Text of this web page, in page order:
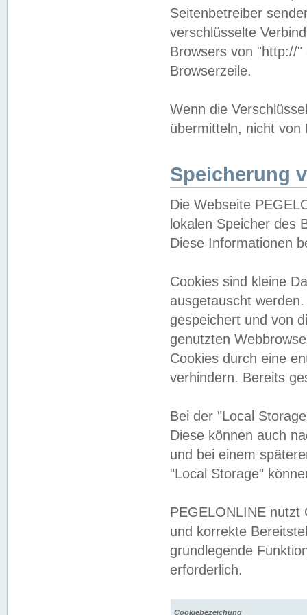
Seitenbetreiber
verschlüsselte
Browsers von "http://
Browserzeile.
Wenn die
übermitteln, nicht von
Speicherung
Die Webseite
lokalen Speicher des
Diese Informationen
Cookies sind kleine
ausgetauscht
gespeichert und von
genutzten
Cookies durch eine
verhindern. Bereits
Bei der "Local
Diese können auch
und bei einem
"Local Storage"
PEGELONLINE nutzt
und korrekte
grundlegende
erforderlich.
Cookiebezeichung